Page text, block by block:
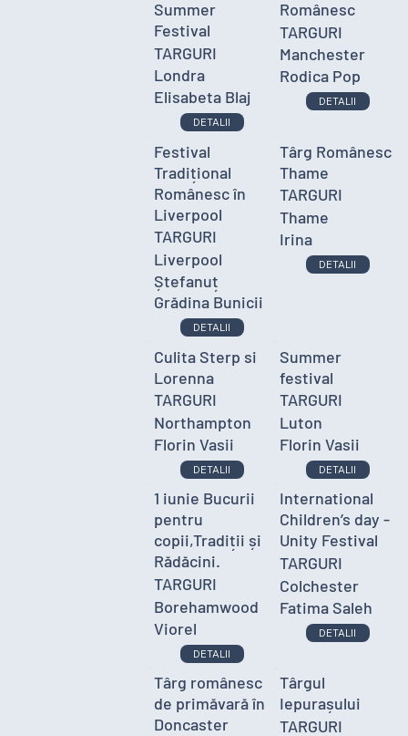
Summer
Festival
TARGURI
Londra
Elisabeta Blaj
DETALII
Românesc
TARGURI
Manchester
Rodica Pop
DETALII
Festival
Tradițional
Românesc în
Liverpool
TARGURI
Liverpool
Ștefanuț
Grădina Bunicii
DETALII
Târg Românesc
Thame
TARGURI
Thame
Irina
DETALII
Culita Sterp si
Lorenna
TARGURI
Northampton
Florin Vasii
DETALII
Summer
festival
TARGURI
Luton
Florin Vasii
DETALII
1 iunie Bucurii
pentru
copii,Tradiții și
Rădăcini.
TARGURI
Borehamwood
Viorel
DETALII
International
Children’s day -
Unity Festival
TARGURI
Colchester
Fatima Saleh
DETALII
Târg românesc
de primăvară în
Doncaster
Târgul
Iepurașului
TARGURI